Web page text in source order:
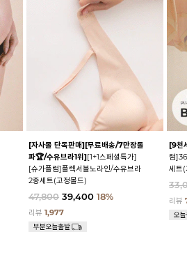
[자사몰 단독판매][무료배송/7만장돌
파🏆/수유브라1위][1+1스페셜특가]
[슈가플럼]플렉서블노라인/수유브라
2종세트(고정몰드)
47,800 39,400 18%
리뷰1,977
[9천
럼
세트
리뷰